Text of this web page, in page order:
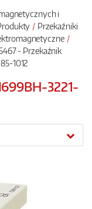
i
Przekaźniki
- Przekaźnik
1012
3221-